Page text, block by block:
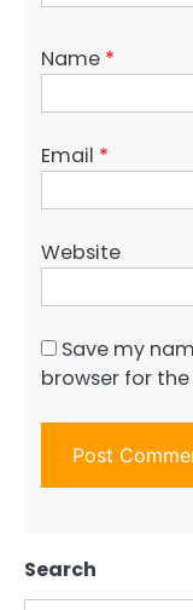
Name *
Email *
Website
Save my
browser for
Search